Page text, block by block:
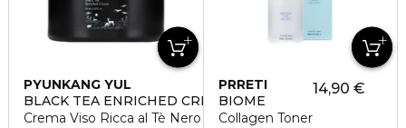
PYUNKANG YUL
BLACK TEA ENRICHED CREAM
Crema Viso Ricca al Tè Nero
PRRETI
BIOME
Collagen Toner
14,90 €